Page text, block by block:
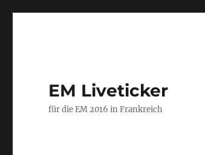
EM Liveticker
für die EM 2016 in Frankreich